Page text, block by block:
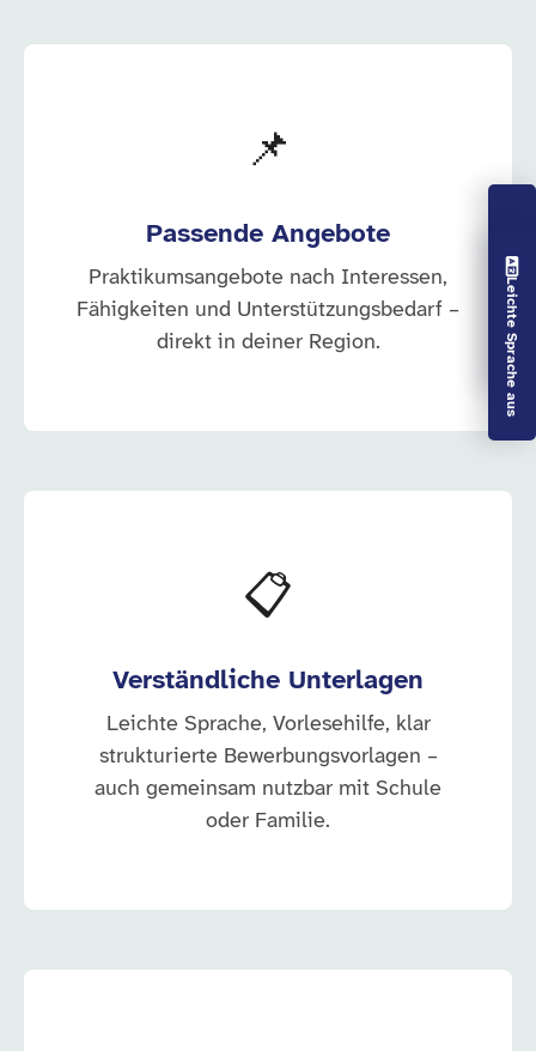
Vorlesen aus
Leichte Sprache aus
📌
Passende Angebote
Praktikumsangebote nach Interessen,
Fähigkeiten und Unterstützungsbedarf –
direkt in deiner Region.
📋
Verständliche Unterlagen
Leichte Sprache, Vorlesehilfe, klar
strukturierte Bewerbungsvorlagen –
auch gemeinsam nutzbar mit Schule
oder Familie.